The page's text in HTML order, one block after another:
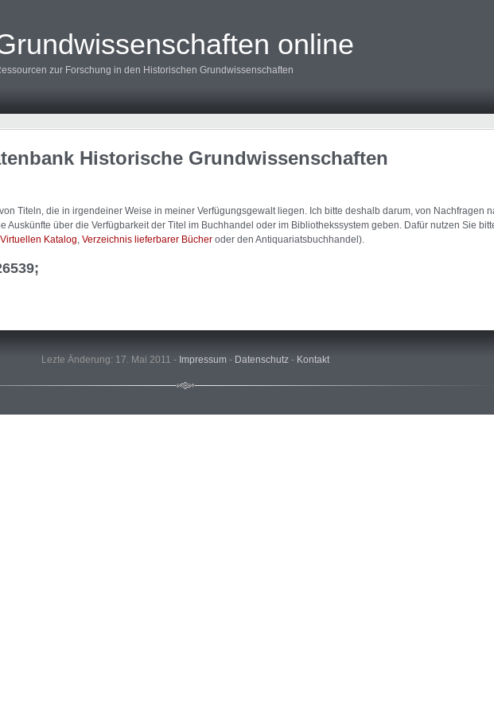
online
zur Forschung in den Historischen Grundwissenschaften
Historische Grundwissenschaften
Titeln, die in irgendeiner Weise in meiner Verfügungsgewalt liegen. Ich bitte deshalb darum, von Nachfragen
Auskünfte über die Verfügbarkeit der Titel im Buchhandel oder im Bibliothekssystem geben. Dafür nutzen Sie
Katalog Verzeichnis lieferbarer Bücher oder den Antiquariatsbuchhandel).
Lezte Änderung: 17. Mai 2011 - Impressum - Datenschutz - Kontakt